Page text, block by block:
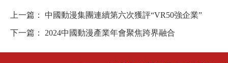
上一篇： 中國動漫集團連續第六次獲評“VR50強企業”
下一篇： 2024中國動漫產業年會聚焦跨界融合